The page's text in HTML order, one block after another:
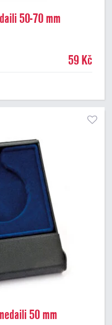
50-70 mm
59 Kč
50 mm